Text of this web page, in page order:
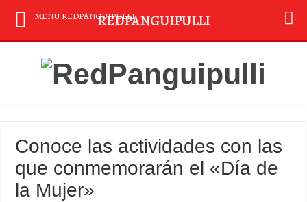
Conoce las actividades con las
que conmemorarán el «Día de
la Mujer»
MENU REDPANGUIPULLIREDPANGUIPULLI